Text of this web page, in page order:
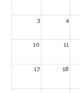
3 4
10 11
17 18